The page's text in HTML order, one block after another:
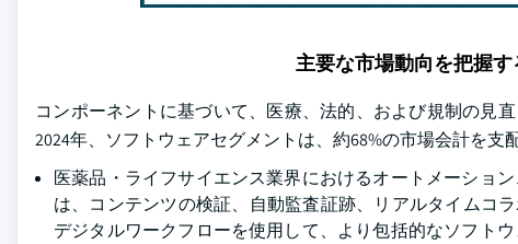
主要な市場動向を把握す
コンポーネントに基づいて、医療、法的、および規制の見
2024年、ソフトウェアセグメントは、約68%の市場会計を支
医薬品・ライフサイエンス業界におけるオートメーショ
は、コンテンツの検証、自動監査証跡、リアルタイムコ
デジタルワークフローを使用して、より包括的なソフト